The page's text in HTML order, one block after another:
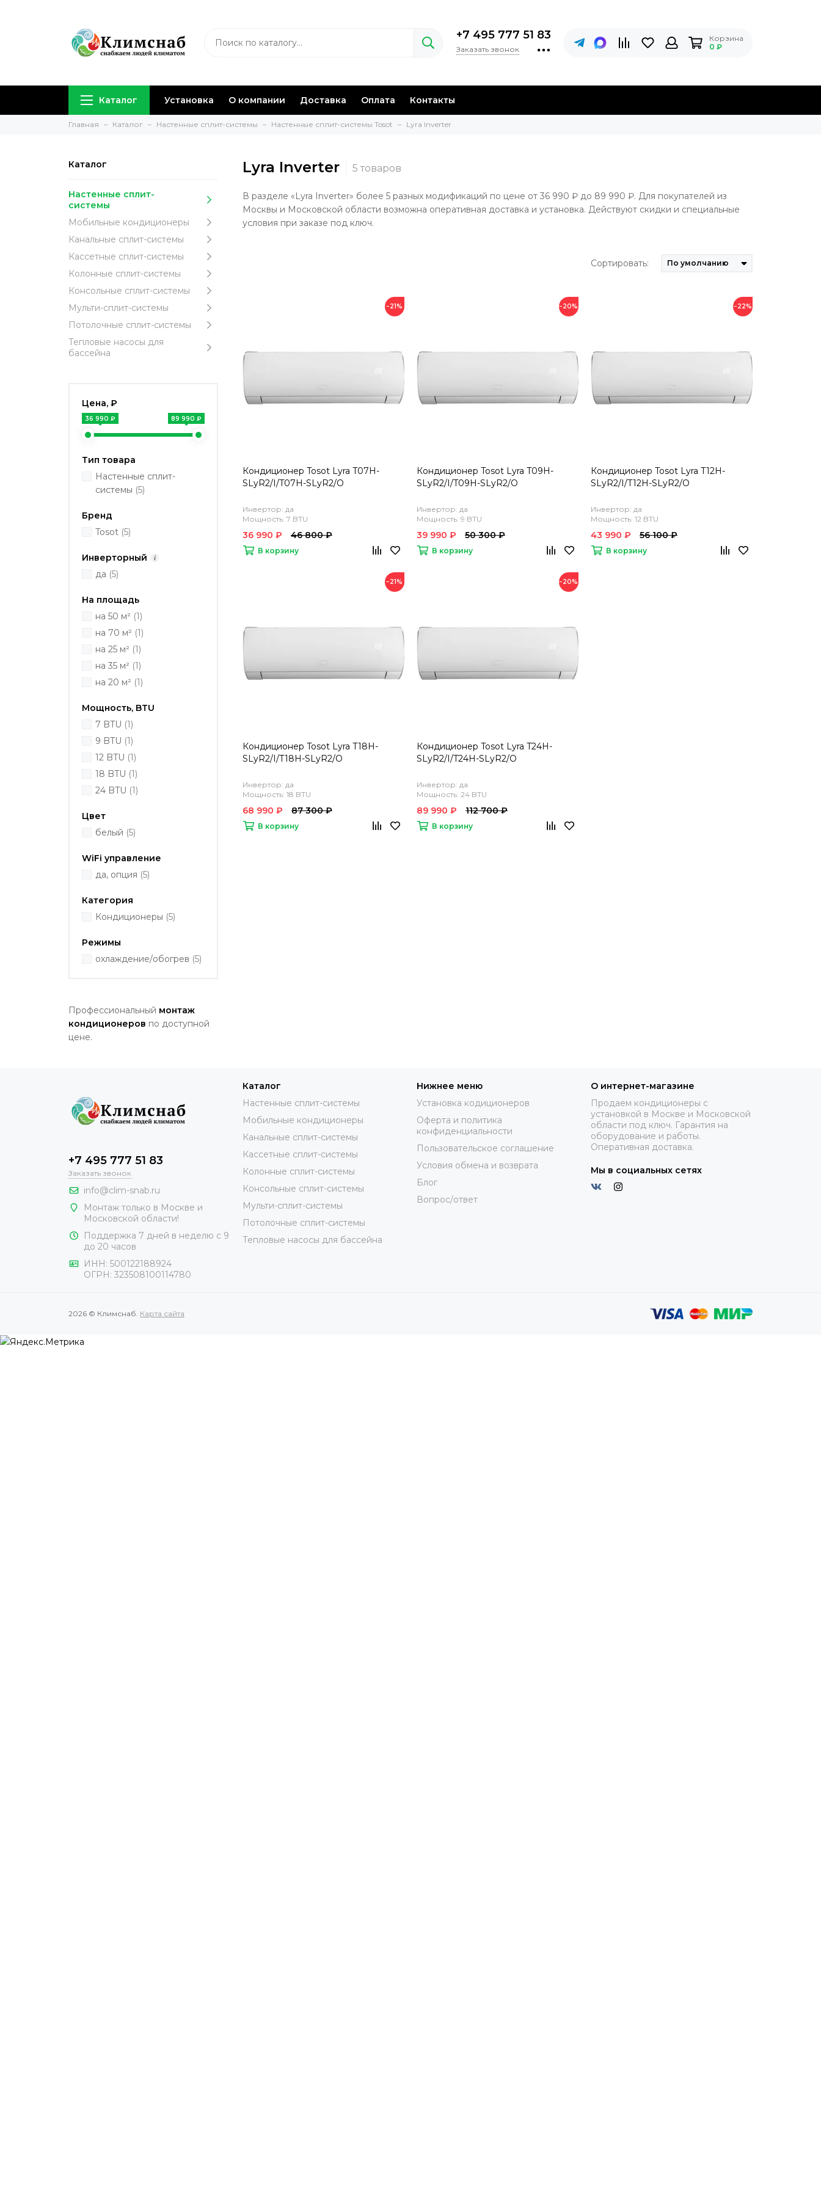
+7 495 777 51 83
Заказать звонок
Корзина
0 ₽
Каталог Установка О компании Доставка Оплата Контакты
Главная Каталог Настенные сплит-системы Настенные сплит-системы Tosot Lyra Inverter
Каталог
Настенные сплит-
системы
Мобильные кондиционеры
Канальные сплит-системы
Кассетные сплит-системы
Колонные сплит-системы
Консольные сплит-системы
Мульти-сплит-системы
Потолочные сплит-системы
Тепловые насосы для
бассейна
Цена, ₽
36 990 ₽ 89 990 ₽
Тип товара
Настенные сплит-
системы (5)
Бренд
Tosot (5)
Инверторный
да (5)
На площадь
на 50 м² (1)
на 70 м² (1)
на 25 м² (1)
на 35 м² (1)
на 20 м² (1)
Мощность, BTU
7 BTU (1)
9 BTU (1)
12 BTU (1)
18 BTU (1)
24 BTU (1)
Цвет
белый (5)
WiFi управление
да, опция (5)
Категория
Кондиционеры (5)
Режимы
охлаждение/обогрев (5)
Профессиональный монтаж
кондиционеров по доступной
цене.
Lyra Inverter
В разделе «Lyra Inverter» более 5 разных модификаций по цене от 36 990 ₽ до 89 990 ₽. Для покупателей из
Москвы и Московской области возможна оперативная доставка и установка. Действуют скидки и специальные
условия при заказе под ключ.
Сортировать:
−21%
Кондиционер Tosot Lyra T07H-
SLyR2/I/T07H-SLyR2/O
Инвертор: да
Мощность: 7 BTU
36 990 ₽ 46 800 ₽
В корзину
−20%
Кондиционер Tosot Lyra T09H-
SLyR2/I/T09H-SLyR2/O
Инвертор: да
Мощность: 9 BTU
39 990 ₽ 50 300 ₽
В корзину
−22%
Кондиционер Tosot Lyra T12H-
SLyR2/I/T12H-SLyR2/O
Инвертор: да
Мощность: 12 BTU
43 990 ₽ 56 100 ₽
В корзину
−21%
Кондиционер Tosot Lyra T18H-
SLyR2/I/T18H-SLyR2/O
Инвертор: да
Мощность: 18 BTU
68 990 ₽ 87 300 ₽
В корзину
−20%
Кондиционер Tosot Lyra T24H-
SLyR2/I/T24H-SLyR2/O
Инвертор: да
Мощность: 24 BTU
89 990 ₽ 112 700 ₽
В корзину
+7 495 777 51 83
Заказать звонок
info@clim-snab.ru
Монтаж только в Москве и
Московской области!
Поддержка 7 дней в неделю с 9
до 20 часов
ИНН: 500122188924
ОГРН: 323508100114780
Каталог
Настенные сплит-системы
Мобильные кондиционеры
Канальные сплит-системы
Кассетные сплит-системы
Колонные сплит-системы
Консольные сплит-системы
Мульти-сплит-системы
Потолочные сплит-системы
Тепловые насосы для бассейна
Нижнее меню
Установка кодиционеров
Оферта и политика
конфиденциальности
Пользовательское соглашение
Условия обмена и возврата
Блог
Вопрос/ответ
О интернет-магазине
Продаем кондиционеры с
установкой в Москве и Московской
области под ключ. Гарантия на
оборудование и работы.
Оперативная доставка.
Мы в социальных сетях
2026 © Климснаб. Карта сайта